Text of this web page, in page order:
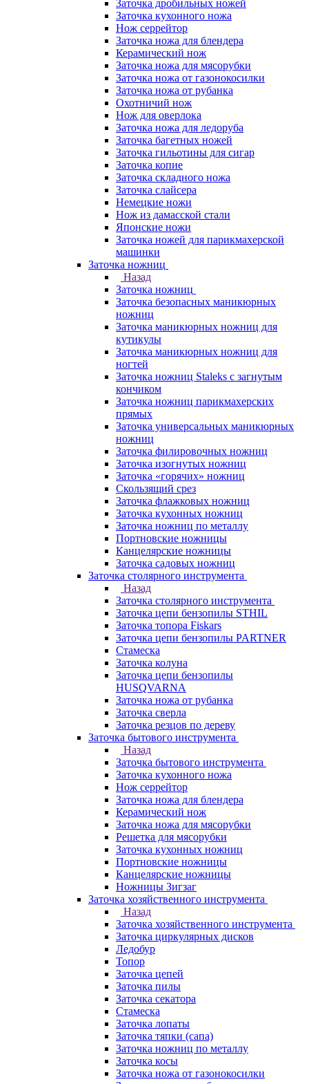
Заточка дробильных ножей
Заточка кухонного ножа
Нож серрейтор
Заточка ножа для блендера
Керамический нож
Заточка ножа для мясорубки
Заточка ножа от газонокосилки
Заточка ножа от рубанка
Охотничий нож
Нож для оверлока
Заточка ножа для ледоруба
Заточка багетных ножей
Заточка гильотины для сигар
Заточка копие
Заточка складного ножа
Заточка слайсера
Немецкие ножи
Нож из дамасской стали
Японские ножи
Заточка ножей для парикмахерской
машинки
Заточка ножниц
Назад
Заточка ножниц
Заточка безопасных маникюрных
ножниц
Заточка маникюрных ножниц для
кутикулы
Заточка маникюрных ножниц для
ногтей
Заточка ножниц Staleks с загнутым
кончиком
Заточка ножниц парикмахерских
прямых
Заточка универсальных маникюрных
ножниц
Заточка филировочных ножниц
Заточка изогнутых ножниц
Заточка «горячих» ножниц
Скользящий срез
Заточка флажковых ножниц
Заточка кухонных ножниц
Заточка ножниц по металлу
Портновские ножницы
Канцелярские ножницы
Заточка садовых ножниц
Заточка столярного инструмента
Назад
Заточка столярного инструмента
Заточка цепи бензопилы STHIL
Заточка топора Fiskars
Заточка цепи бензопилы PARTNER
Стамеска
Заточка колуна
Заточка цепи бензопилы
HUSQVARNA
Заточка ножа от рубанка
Заточка сверла
Заточка резцов по дереву
Заточка бытового инструмента
Назад
Заточка бытового инструмента
Заточка кухонного ножа
Нож серрейтор
Заточка ножа для блендера
Керамический нож
Заточка ножа для мясорубки
Решетка для мясорубки
Заточка кухонных ножниц
Портновские ножницы
Канцелярские ножницы
Ножницы Зигзаг
Заточка хозяйственного инструмента
Назад
Заточка хозяйственного инструмента
Заточка циркулярных дисков
Ледобур
Топор
Заточка цепей
Заточка пилы
Заточка секатора
Стамеска
Заточка лопаты
Заточка тяпки (сапа)
Заточка ножниц по металлу
Заточка косы
Заточка ножа от газонокосилки